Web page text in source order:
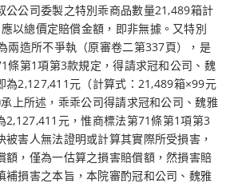
公公司委製之特別乖商品數量21,489箱計
以總價定賠償金額，即非無據。又特別
兩造所不爭執（原審卷二第337頁），是
條第1項第3款規定，得請求冠和公司、魏
為2,127,411元（計算式：21,489箱×99元
上所述，乖乖公司得請求冠和公司、魏雅
2,127,411元，惟商標法第71條第1項第3
害人無法證明或計算其實際所受損害，
額，僅為一估算之損害賠償額，然損害賠
補損害之本旨，本院審酌冠和公司、魏雅